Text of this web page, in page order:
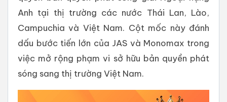
Anh tại thị trường các nước Thái Lan, Lào,
Campuchia và Việt Nam. Cột mốc này đánh
dấu bước tiến lớn của JAS và Monomax trong
việc mở rộng phạm vi sở hữu bản quyền phát
sóng sang thị trường Việt Nam.